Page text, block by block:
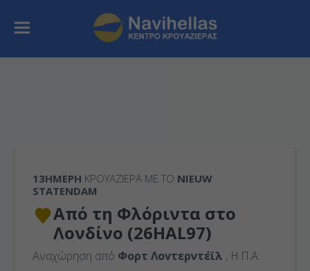
13ΉΜΕΡΗ ΚΡΟΥΑΖΙΕΡΑ ΜΕ ΤΟ NIEUW
STATENDAM
Από τη Φλόριντα στο
Λονδίνο (26HAL97)
Αναχώρηση από Φορτ Λοvτερντέϊλ , Η.Π.Α.